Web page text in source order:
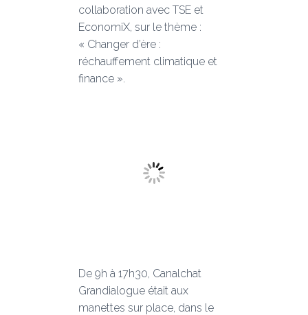
collaboration avec TSE et
EconomiX, sur le thème :
« Changer d’ère :
réchauffement climatique et
finance ».
De 9h à 17h30, Canalchat
Grandialogue était aux
manettes sur place, dans le